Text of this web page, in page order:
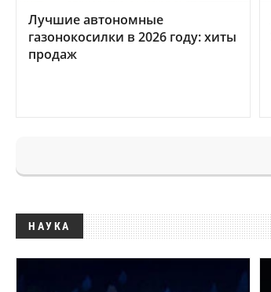
Лучшие автономные
газонокосилки в 2026 году: хиты
продаж
НАУКА